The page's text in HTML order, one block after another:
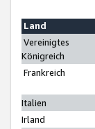
Land
Vereinigtes
Königreich
Frankreich
Italien
Irland